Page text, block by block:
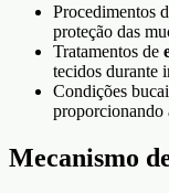
Procedimentos
proteção das
Tratamentos de
tecidos durante
Condições
proporcionando
Mecanismo